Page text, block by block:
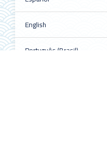
English
Português (Brasil)